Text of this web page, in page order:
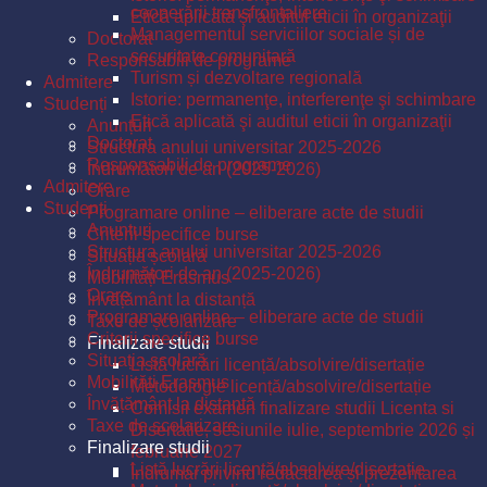
Etică aplicată şi auditul eticii în organizaţii
Doctorat
Responsabili de programe
Admitere
Studenți
Anunțuri
Structura anului universitar 2025-2026
Îndrumători de an (2025-2026)
Orare
Programare online – eliberare acte de studii
Criterii specifice burse
Situația școlară
Mobilități Erasmus
Învățământ la distanță
Taxe de școlarizare
Finalizare studii
Listă lucrări licență/absolvire/disertație
Metodologie licență/absolvire/disertație
Comisii examen finalizare studii Licenta si
Disertatie, sesiunile iulie, septembrie 2026 și
februarie 2027
Îndrumar privind redactarea și prezentarea
cooperării transfrontaliere
Managementul serviciilor sociale și de
securitate comunitară
Turism și dezvoltare regională
Istorie: permanenţe, interferenţe şi schimbare
Etică aplicată şi auditul eticii în organizaţii
Doctorat
Responsabili de programe
Admitere
Studenți
Anunțuri
Structura anului universitar 2025-2026
Îndrumători de an (2025-2026)
Orare
Programare online – eliberare acte de studii
Criterii specifice burse
Situația școlară
Mobilități Erasmus
Învățământ la distanță
Taxe de școlarizare
Finalizare studii
Listă lucrări licență/absolvire/disertație